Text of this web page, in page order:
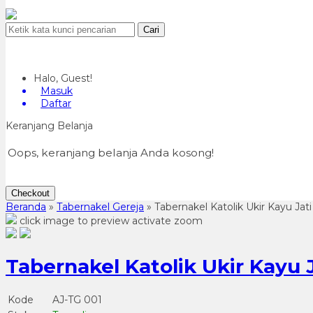
Cari
Halo, Guest!
Masuk
Daftar
Keranjang Belanja
Oops, keranjang belanja Anda kosong!
Checkout
Beranda » Tabernakel Gereja » Tabernakel Katolik Ukir Kayu Jati
click image to preview activate zoom
Tabernakel Katolik Ukir Kayu
Kode
AJ-TG 001